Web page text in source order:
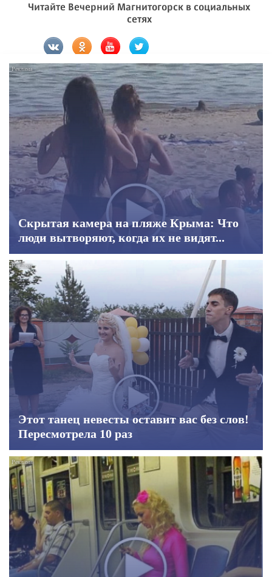
Читайте Вечерний Магнитогорск в социальных
сетях
Скрытая камера на пляже Крыма: Что
люди вытворяют, когда их не видят...
Этот танец невесты оставит вас без слов!
Пересмотрела 10 раз